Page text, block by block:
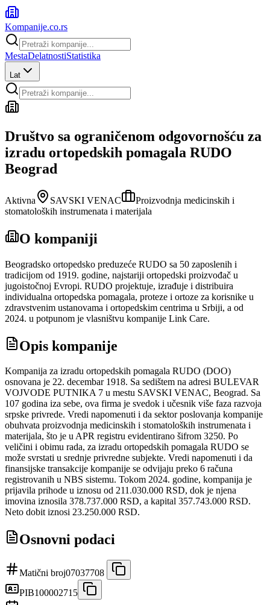
Kompanije.co.rs
MestaDelatnostiStatistika
Lat
Društvo sa ograničenom odgovornošću za
izradu ortopedskih pomagala RUDO
Beograd
Aktivna SAVSKI VENAC
Proizvodnja medicinskih i
stomatoloških instrumenata i materijala
O kompaniji
Beogradsko ortopedsko preduzeće RUDO sa 50 zaposlenih i
tradicijom od 1919. godine, najstariji ortopedski proizvođač u
jugoistočnoj Evropi. RUDO projektuje, izrađuje i distribuira
individualna ortopedska pomagala, proteze i ortoze za korisnike u
zdravstvenim ustanovama i ortopedskim centrima u Srbiji, a od
2024. u potpunom je vlasništvu kompanije Link Care.
Opis kompanije
Kompanija za izradu ortopedskih pomagala RUDO (DOO)
osnovana je 22. decembar 1918. Sa sedištem na adresi BULEVAR
VOJVODE PUTNIKA 7 u mestu SAVSKI VENAC, Beograd. Sa
107 godina iza sebe, ova firma je svedok i učesnik više faza razvoja
srpske privrede. Vredi napomenuti i da sektor poslovanja kompanije
obuhvata proizvodnja medicinskih i stomatoloških instrumenata i
materijala, što je u APR registru evidentirano šifrom 3250. Po
veličini i obimu rada, za izradu ortopedskih pomagala RUDO se
može svrstati u srednje privredne subjekte. Vredi napomenuti i da
finansijske transakcije kompanije se odvijaju preko 6 računa
registrovanih u NBS sistemu. Tokom 2024. godine, kompanija je
prijavila prihode u iznosu od 211.030.000 RSD, dok je njena
imovina iznosila 378.737.000 RSD, a kapital 357.743.000 RSD.
Neto dobit iznosi 23.250.000 RSD.
Osnovni podaci
Matični broj07037708
PIB100002715